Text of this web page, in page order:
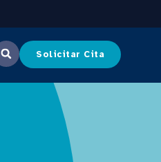
Solicitar Cita